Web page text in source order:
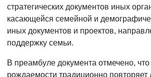
стратегических документов иных
касающейся семейной и
иных документов и проектов,
поддержку семьи.
В преамбуле документа отмечено,
рождаемости традиционно повторяет